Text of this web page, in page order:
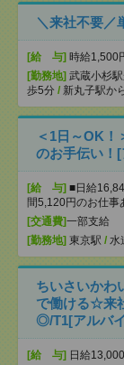
＼来社不要／
[給 与] 時給1,500
[勤務地] 武蔵小杉
歩5分 / 新丸子駅か
＜1日～OK！
のお手伝い！
[給 与] ■日給
間5,120円のお仕事
[交通費]一部支給
[勤務地] 東京駅 / 水
ちいさいかわ
で働ける☆来
◎/T1[アルバ
[給 与] 日給